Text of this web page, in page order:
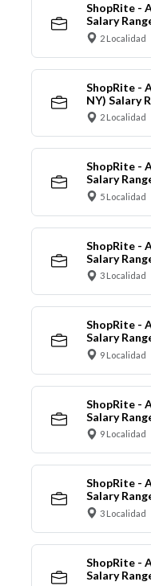
ShopRite -
Salary
2 Localidad
ShopRite -
NY) Salary
2 Localidad
ShopRite -
Salary
5 Localidad
ShopRite -
Salary
3 Localidad
ShopRite -
Salary
9 Localidad
ShopRite -
Salary
9 Localidad
ShopRite -
Salary
3 Localidad
ShopRite -
Salary